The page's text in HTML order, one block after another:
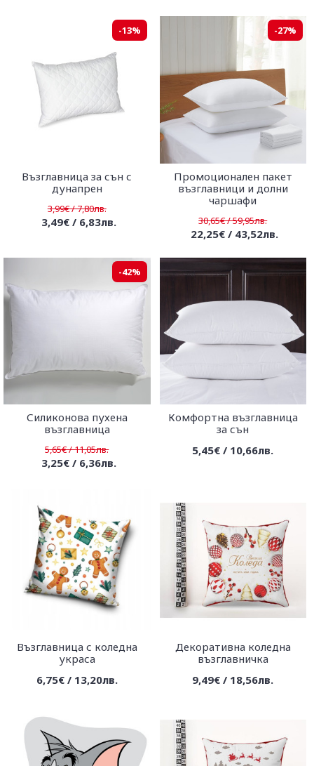
-13%
Възглавница за сън с
дунапрен
3,99€ / 7,80лв.
3,49€ / 6,83лв.
-27%
Промоционален пакет
възглавници и долни
чаршафи
30,65€ / 59,95лв.
22,25€ / 43,52лв.
-42%
Силиконова пухена
възглавница
5,65€ / 11,05лв.
3,25€ / 6,36лв.
Комфортна възглавница
за сън
5,45€ / 10,66лв.
Възглавница с коледна
украса
6,75€ / 13,20лв.
Декоративна коледна
възглавничка
9,49€ / 18,56лв.